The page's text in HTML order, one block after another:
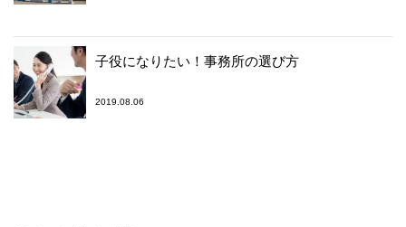
子役になりたい！事務所の選び方
2019.08.06